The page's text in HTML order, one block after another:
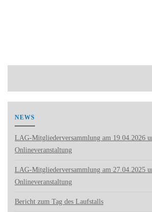
NEWS
LAG-Mitgliederversammlung am 19.04.2026
Onlineveranstaltung
LAG-Mitgliederversammlung am 27.04.2025
Onlineveranstaltung
Bericht zum Tag des Laufstalls